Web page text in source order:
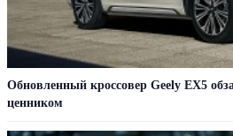
Обновленный кроссовер Geely EX5
ценником